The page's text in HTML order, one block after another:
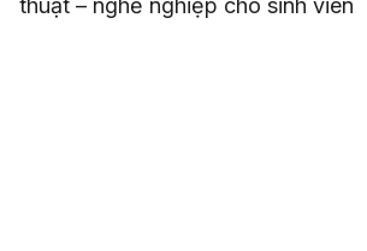
thuật – nghề nghiệp cho sinh viên